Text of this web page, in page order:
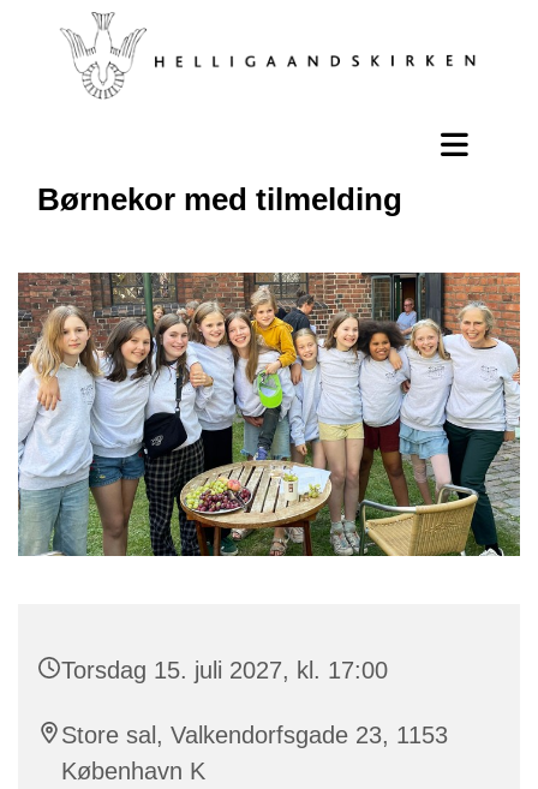
Børnekor med tilmelding
Torsdag 15. juli 2027, kl. 17:00
Store sal, Valkendorfsgade 23, 1153
København K